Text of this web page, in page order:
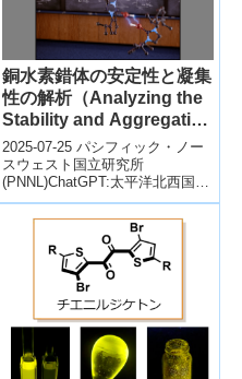
銅水素錯体の安定性と凝集
性の解析（Analyzing the
Stability and Aggregation
of Copper Hydride
Monomers）
2025-07-25 パシフィック・ノー
スウェスト国立研究所
(PNNL)ChatGPT:太平洋北西国立
研究所（PNNL）の研究で、銅水
素化物（CuH）触媒が活性...